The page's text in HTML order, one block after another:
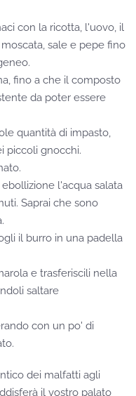
con la ricotta, l'uovo, il
sale e pepe fino
fino a che il composto
da poter essere
quantità di impasto,
piccoli gnocchi.
l'acqua salata
Saprai che sono
il burro in una padella
e trasferiscili nella
saltare
con un po' di
dei malfatti agli
il vostro palato